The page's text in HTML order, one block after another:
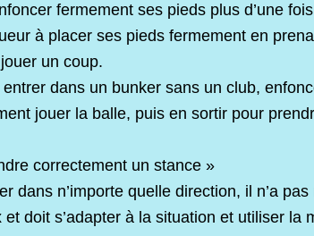
fermement ses pieds plus d’une
à placer ses pieds fermement en
un coup.
dans un bunker sans un club,
jouer la balle, puis en sortir pour
correctement un stance »
dans n’importe quelle direction, il n’a
doit s’adapter à la situation et utiliser la